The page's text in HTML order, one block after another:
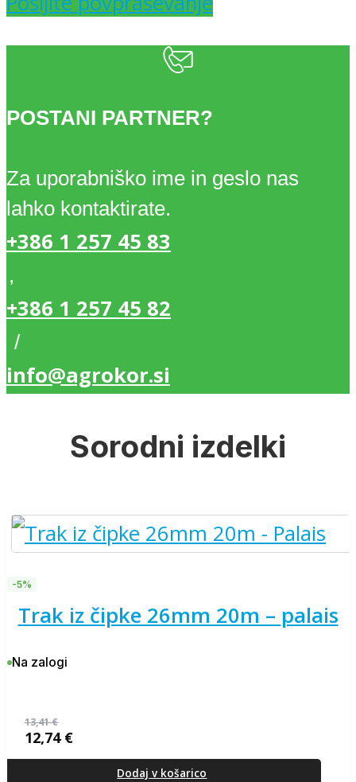
POSTANI PARTNER?
Za uporabniško ime in geslo nas
lahko kontaktirate.
+386 1 257 45 83
,
+386 1 257 45 82
/
info@agrokor.si
Sorodni izdelki
-5%
trak iz čipke 26mm 20m – palais
Na zalogi
13,41€
cena
12,74 €
cena
Dodaj v košarico